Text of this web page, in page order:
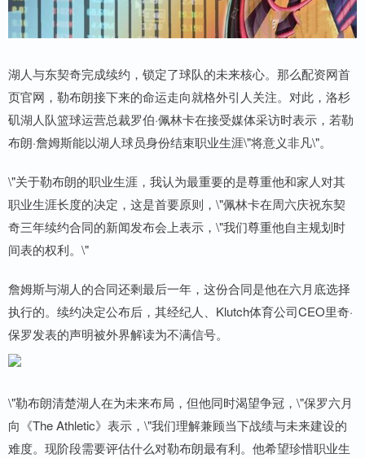
湖人与东契奇完成续约，锁定了球队的未来核心。那么配资网首
页官网，勒布朗接下来的命运走向就格外引人关注。对此，洛杉
矶湖人队篮球运营总裁罗伯·佩林卡在接受媒体采访时表示，若勒
布朗·詹姆斯能以湖人球员身份结束职业生涯\"将意义非凡\"。
\"关于勒布朗的职业生涯，我认为最重要的是尊重他和家人对其
职业生涯长度的决定，这是首要原则，\"佩林卡在周六庆祝东契
奇三年续约合同的新闻发布会上表示，\"我们尊重他自主规划时
间表的权利。\"
詹姆斯与湖人的合同还剩最后一年，这份合同是他在六月底选择
执行的。续约决定公布后，其经纪人、Klutch体育公司CEO里奇·
保罗发表的声明被外界解读为不满信号。
\"勒布朗清楚湖人在为未来布局，但他同时渴望争冠，\"保罗六月
向《The Athletic》表示，\"我们理解兼顾当下战绩与未来建设的
难度。现阶段需要评估什么对勒布朗最有利。他希望珍惜职业生